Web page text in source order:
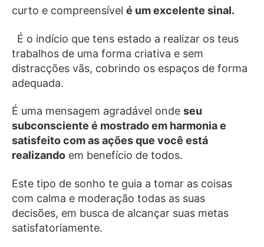
curto e compreensível é um excelente sinal.
É o indício que tens estado a realizar os teus
trabalhos de uma forma criativa e sem
distracções vãs, cobrindo os espaços de forma
adequada.
É uma mensagem agradável onde seu
subconsciente é mostrado em harmonia e
satisfeito com as ações que você está
realizando em benefício de todos.
Este tipo de sonho te guia a tomar as coisas
com calma e moderação todas as suas
decisões, em busca de alcançar suas metas
satisfatoriamente.